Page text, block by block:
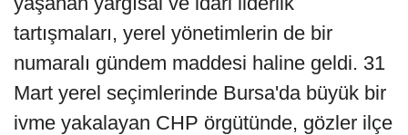
tartışmaları, yerel yönetimlerin de bir
numaralı gündem maddesi haline geldi. 31
Mart yerel seçimlerinde Bursa'da büyük bir
ivme yakalayan CHP örgütünde, gözler ilçe